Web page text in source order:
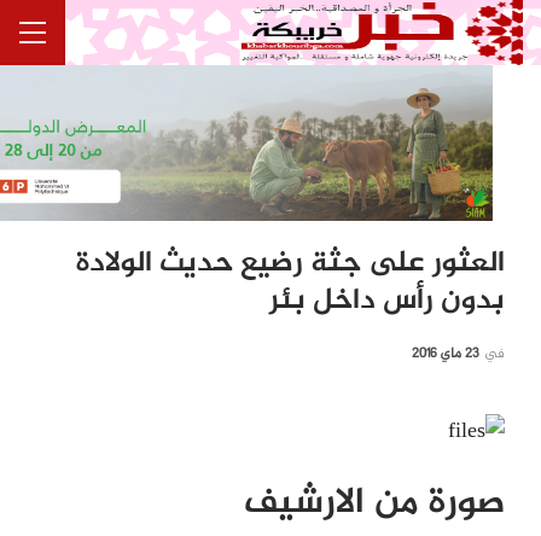
العثور على جثة رضيع حديث الولادة
بدون رأس داخل بئر
في 23 ماي 2016
صورة من الارشيف